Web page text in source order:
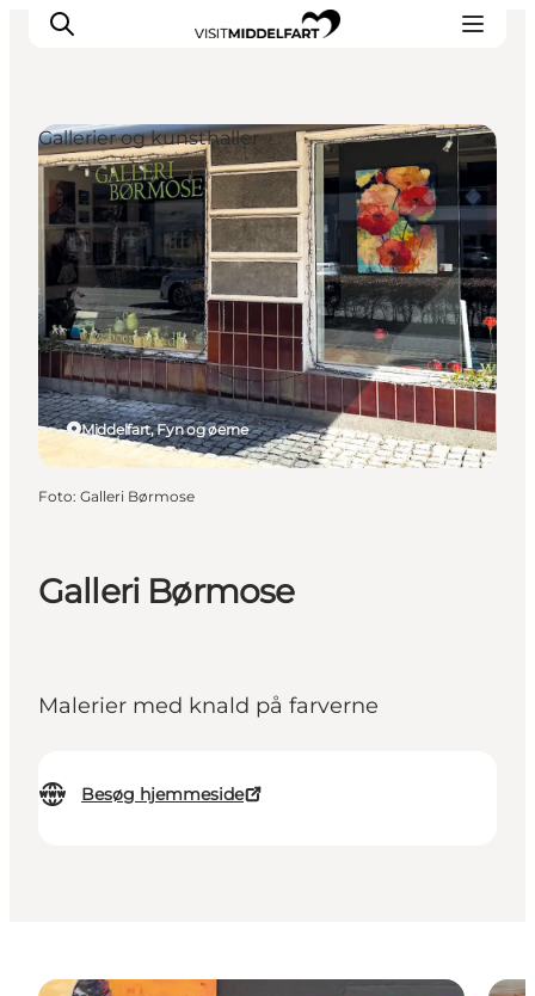
Oplevelser
Mad og drikke
Overnatning
Det Sker
Book oplevelse
Møde og Konference
Galleri Børmose
Malerier med knald på farverne
Besøg hjemmeside
Middelfart, Fyn og øerne
Gallerier og kunsthaller
Foto: Galleri Børmose